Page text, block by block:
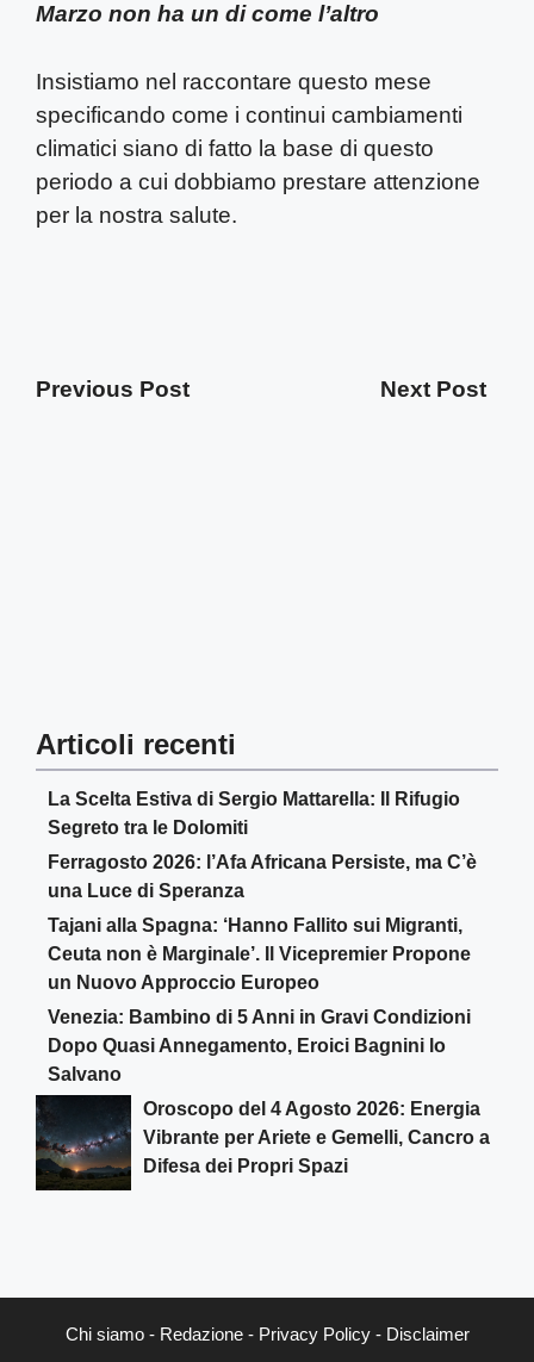
Marzo non ha un di come l’altro
Insistiamo nel raccontare questo mese
specificando come i continui cambiamenti
climatici siano di fatto la base di questo
periodo a cui dobbiamo prestare attenzione
per la nostra salute.
Previous Post Next Post
Articoli recenti
La Scelta Estiva di Sergio Mattarella: Il Rifugio
Segreto tra le Dolomiti
Ferragosto 2026: l’Afa Africana Persiste, ma C’è
una Luce di Speranza
Tajani alla Spagna: ‘Hanno Fallito sui Migranti,
Ceuta non è Marginale’. Il Vicepremier Propone
un Nuovo Approccio Europeo
Venezia: Bambino di 5 Anni in Gravi Condizioni
Dopo Quasi Annegamento, Eroici Bagnini lo
Salvano
Oroscopo del 4 Agosto 2026: Energia
Vibrante per Ariete e Gemelli, Cancro a
Difesa dei Propri Spazi
Chi siamo- Redazione- Privacy Policy- Disclaimer